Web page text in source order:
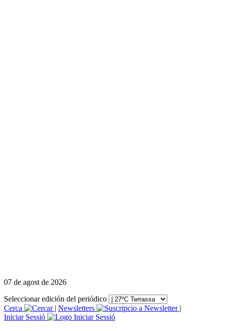
07 de agost de 2026
Seleccionar edición del periódico
Cerca
| Newsletters
|
Iniciar Sessió